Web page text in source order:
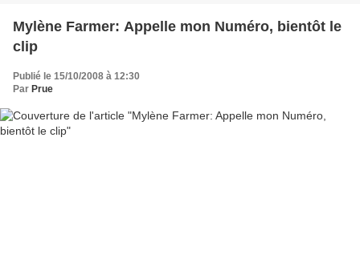
Mylène Farmer: Appelle mon Numéro, bientôt le
clip
Publié le 15/10/2008 à 12:30
Par Prue